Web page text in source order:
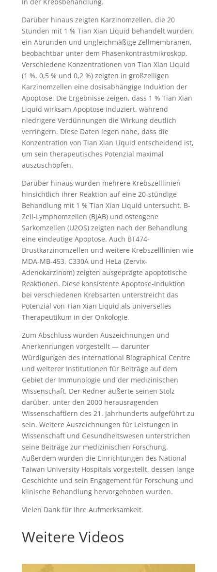
Darüber hinaus zeigten Karzinomzellen, die 20
Stunden mit 1 % Tian Xian Liquid behandelt wurden,
ein Abrunden und ungleichmäßige Zellmembranen,
beobachtbar unter dem Phasenkontrastmikroskop.
Verschiedene Konzentrationen von Tian Xian Liquid
(1 %, 0,5 % und 0,2 %) zeigten in großzelligen
Karzinomzellen eine dosisabhängige Induktion der
Apoptose. Die Ergebnisse zeigen, dass 1 % Tian Xian
Liquid wirksam Apoptose induziert, während
niedrigere Verdünnungen die Wirkung deutlich
verringern. Diese Daten legen nahe, dass die
Konzentration von Tian Xian Liquid entscheidend ist,
um sein therapeutisches Potenzial maximal
auszuschöpfen.
Darüber hinaus wurden mehrere Krebszelllinien
hinsichtlich ihrer Reaktion auf eine 20-stündige
Behandlung mit 1 % Tian Xian Liquid untersucht. B-
Zell-Lymphomzellen (BJAB) und osteogene
Sarkomzellen (U2OS) zeigten nach der Behandlung
eine eindeutige Apoptose. Auch BT474-
Brustkarzinomzellen und weitere Krebszelllinien wie
MDA-MB-453, C330A und HeLa (Zervix-
Adenokarzinom) zeigten ausgeprägte apoptotische
Reaktionen. Diese konsistente Apoptose-Induktion
bei verschiedenen Krebsarten unterstreicht das
Potenzial von Tian Xian Liquid als universelles
Therapeutikum in der Onkologie.
Zum Abschluss wurden Auszeichnungen und
Anerkennungen vorgestellt — darunter
Würdigungen des International Biographical Centre
und weiterer Institutionen für Beiträge auf dem
Gebiet der Immunologie und der medizinischen
Wissenschaft. Der Redner äußerte seinen Stolz
darüber, unter den 2000 herausragenden
Wissenschaftlern des 21. Jahrhunderts aufgeführt zu
sein. Weitere Auszeichnungen für Leistungen in
Wissenschaft und Gesundheitswesen unterstrichen
seine Beiträge zur medizinischen Forschung.
Außerdem wurden die Einrichtungen des National
Taiwan University Hospitals vorgestellt, dessen lange
Geschichte und sein Engagement für Forschung und
klinische Behandlung hervorgehoben wurden.
Vielen Dank für Ihre Aufmerksamkeit.
Weitere Videos